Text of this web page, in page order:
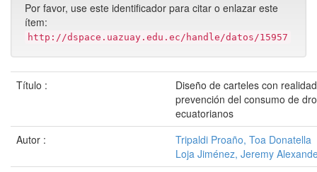
Por favor, use este identificador para citar o enlazar este
ítem:
http://dspace.uazuay.edu.ec/handle/datos/15957
Título :
Diseño de carteles con
prevención del consumo de
ecuatorianos
Autor :
Tripaldi Proaño, Toa Donatella
Loja Jiménez, Jeremy